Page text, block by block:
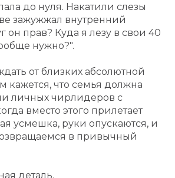
до нуля. Накатили слезы
зажужжал внутренний
он прав? Куда я лезу в свои 40
нужно?".
от близких абсолютной
кажется, что семья должна
личных чирлидеров с
вместо этого прилетает
усмешка, руки опускаются, и
в привычный
деталь.